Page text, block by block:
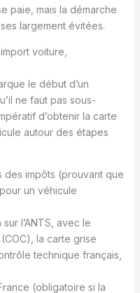
paie, mais la démarche
largement évitées.
voiture,
le début d’un
ne faut pas sous-
d’obtenir la carte
autour des étapes
des impôts (prouvant que
un véhicule
l’ANTS, avec le
la carte grise
technique français,
(obligatoire si la